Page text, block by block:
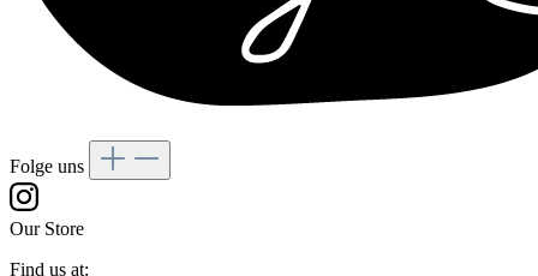
Folge uns
Our Store
Find us at: